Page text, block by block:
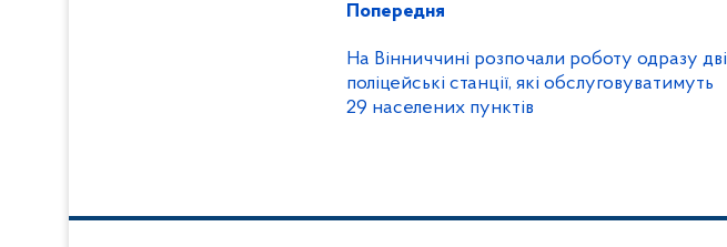
Попередня
На Вінниччині розпочали роботу одразу дві
поліцейські станції, які обслуговуватимуть
29 населених пунктів